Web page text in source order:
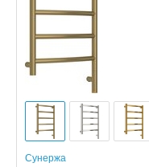
Сунержа